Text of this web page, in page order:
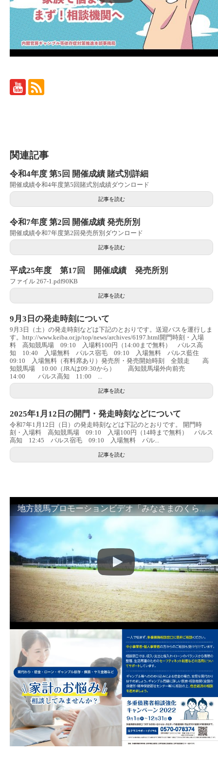
関連記事
令和4年度 第5回 開催成績 賭式別詳細
開催成績令和4年度第5回賭式別成績ダウンロード
記事を読む
令和7年度 第2回 開催成績 発売所別
開催成績令和7年度第2回発売所別ダウンロード
記事を読む
平成25年度 第17回 開催成績 発売所別
ファイル 267-1.pdf90KB
記事を読む
9月3日の発走時刻について
9月3日（土）の発走時刻などは下記のとおりです。送迎バスを運行しま
す。http://www.keiba.or.jp/top/news/archives/6197.html開門時刻・入場
料 高知競馬場 09:10 入場料100円（14:00まで無料） パルス高
知 10:40 入場無料 パルス宿毛 09:10 入場無料 パルス藍住
09:10 入場無料（有料席あり）発売所・発売開始時刻 全競走 高
知競馬場 10:00（JRAは09:30から） 高知競馬場外向前売
14:00 パルス高知 11:00 ...
記事を読む
2025年1月12日の開門・発走時刻などについて
令和7年1月12日（日）の発走時刻などは下記のとおりです。 開門時
刻・入場料 高知競馬場 09:10 入場100円（14時まで無料） パルス
高知 12:45 パルス宿毛 09:10 入場無料 パル...
記事を読む
地方競馬プロモーションビデオ「みなさまのくらしのために」30秒篇｜NAR公式